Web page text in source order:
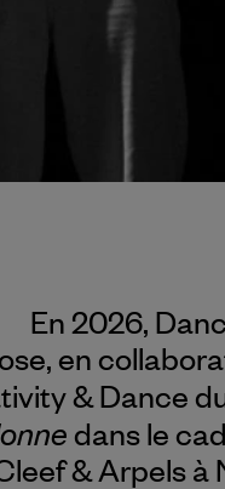
En 2026,
en
& Dance
dans le
& Arpelsà